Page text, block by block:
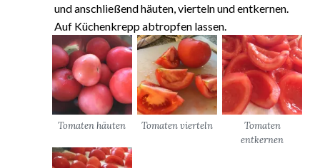
und anschließend häuten, vierteln und entkernen.
Auf Küchenkrepp abtropfen lassen.
Tomaten häuten Tomaten vierteln
Tomaten
entkernen